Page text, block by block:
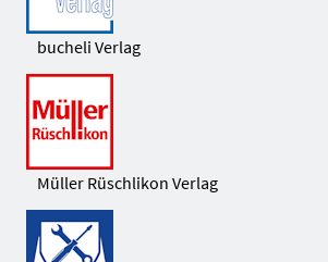
bucheli Verlag
Müller Rüschlikon Verlag